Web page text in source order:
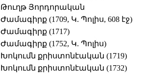
Թուղթ Յորդորական
Ժամագիրք (1709, Կ. Պոլիս, 608 էջ)
Ժամագիրք (1717)
Ժամագիրք (1752, Կ. Պոլիս)
Խոկումն քրիստոնէական (1719)
Խոկումն քրիստոնէական (1732)